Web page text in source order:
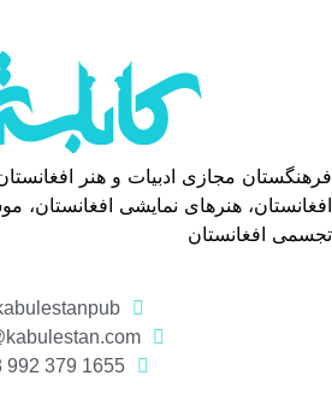
فرهنگستان مجازی ادبیات و هنر
افغانستان، هنرهای نمایشی افغانستان،
تجسمی افغانستان
1655 379 992 98+